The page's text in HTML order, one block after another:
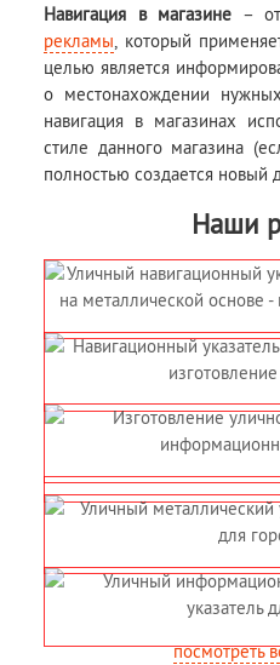
Навигация в магазине –
рекламы, который
целью является
о местонахождении
навигация в магазинах
стиле данного магазина
полностью создается новый
Наши
посмотреть